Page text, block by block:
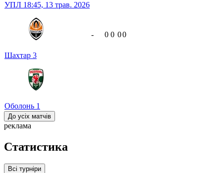
УПЛ 18:45, 13 трав. 2026
Шахтар 3
Оболонь 1
- 0 0 00
До усіх матчів
реклама
Статистика
Всі турніри